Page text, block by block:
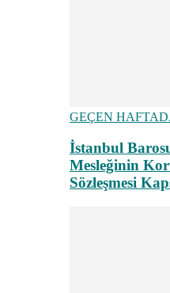
GEÇEN
İstanbul
Mesleğinin
Sözleşmesi